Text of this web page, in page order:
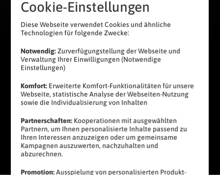
1099
€ mtl.
GB
gratis
Jetzt bestellen
Produktinformationsblatt
21 %
sparen
Cookie-Einstellungen
Diese Webseite verwendet Cookies und ähnliche
Technologien für folgende Zwecke:
Notwendig:Zurverfügungstellung der Webseite und
Verwaltung Ihrer Einwilligungen (Notwendige
Einstellungen)
Komfort: Erweiterte Komfort-Funktionalitäten für unsere
Webseite, statistische Analyse der Webseiten-Nutzung
sowie die Individualisierung von Inhalten
Partnerschaften: Kooperationen mit ausgewählten
Partnern, um Ihnen personalisierte Inhalte passend zu
Ihren Interessen anzuzeigen oder um gemeinsame
Kampagnen auszuwerten, nachzuhalten und
abzurechnen.
Promotion:Ausspielung von personalisierten Produkt-